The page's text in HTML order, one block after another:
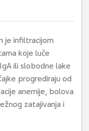
je infiltracijom
koje luče
ili slobodne lake
progrediraju od
anemije, bolova
zatajivanja i